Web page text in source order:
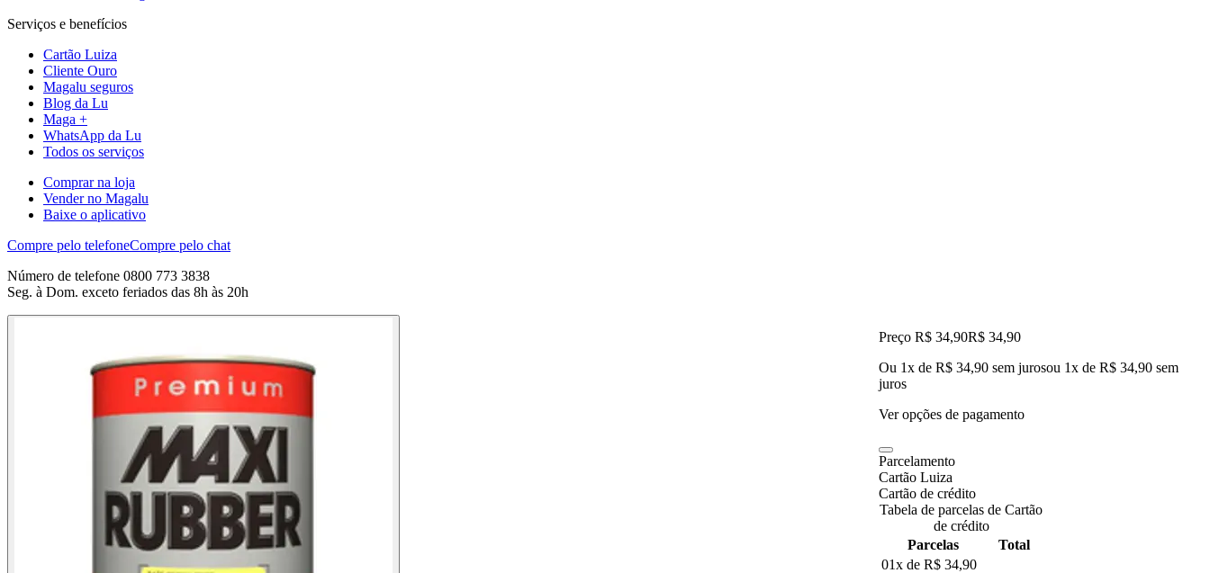
Serviços e benefícios
Cartão Luiza
Cliente Ouro
Magalu seguros
Blog da Lu
Maga +
WhatsApp da Lu
Todos os serviços
Comprar na loja
Vender no Magalu
Baixe o aplicativo
Compre pelo telefoneCompre pelo chat
Número de telefone 0800 773 3838
Seg. à Dom. exceto feriados das 8h às 20h
Preço R$ 34,90R$ 34,90
Ou 1x de R$ 34,90 sem jurosou 1x de R$ 34,90 sem
juros
Ver opções de pagamento
Parcelamento
Cartão Luiza
Cartão de crédito
Tabela de parcelas de Cartão
de crédito
Parcelas
Total
01x de R$ 34,90